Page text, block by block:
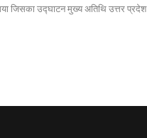
जिसका उद्घाटन मुख्य अतिथि उत्तर प्रदेश